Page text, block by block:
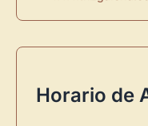
Horario de